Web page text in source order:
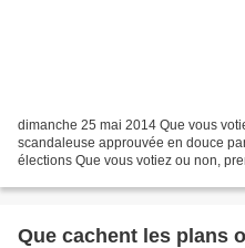
dimanche 25 mai 2014 Que vous
scandaleuse approuvée en douce
élections Que vous votiez ou non,
Que cachent les plans